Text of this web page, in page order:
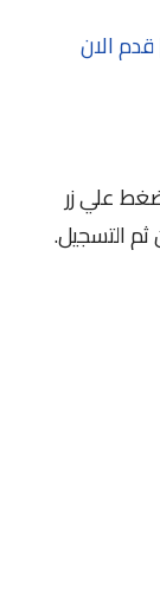
علي زر
ثم التسجيل.